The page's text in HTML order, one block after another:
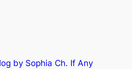
by Sophia Ch. If Any